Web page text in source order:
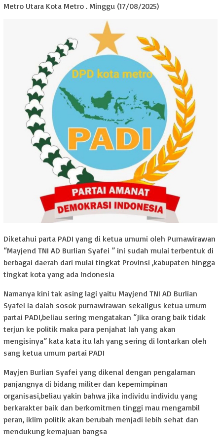
Metro Utara Kota Metro . Minggu (17/08/2025)
Diketahui parta PADI yang di ketua umumi oleh Purnawirawan
“Mayjend TNI AD Burlian Syafei ” ini sudah mulai terbentuk di
berbagai daerah dari mulai tingkat Provinsi ,kabupaten hingga
tingkat kota yang ada Indonesia
Namanya kini tak asing lagi yaitu Mayjend TNI AD Burlian
Syafei ia dalah sosok purnawirawan sekaligus ketua umum
partai PADI,beliau sering mengatakan “Jika orang baik tidak
terjun ke politik maka para penjahat lah yang akan
mengisinya” kata kata itu lah yang sering di lontarkan oleh
sang ketua umum partai PADI
Mayjen Burlian Syafei yang dikenal dengan pengalaman
panjangnya di bidang militer dan kepemimpinan
organisasi,beliau yakin bahwa jika individu individu yang
berkarakter baik dan berkomitmen tinggi mau mengambil
peran, iklim politik akan berubah menjadi lebih sehat dan
mendukung kemajuan bangsa